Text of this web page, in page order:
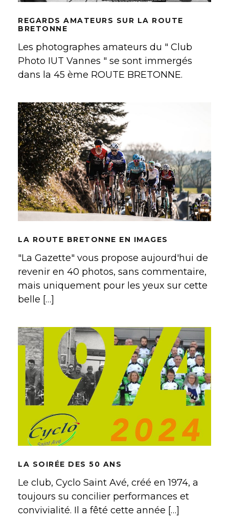
REGARDS AMATEURS SUR LA ROUTE
BRETONNE
Les photographes amateurs du " Club
Photo IUT Vannes " se sont immergés
dans la 45 ème ROUTE BRETONNE.
LA ROUTE BRETONNE EN IMAGES
LA ROUTE BRETONNE EN IMAGES
"La Gazette" vous propose aujourd'hui de
revenir en 40 photos, sans commentaire,
mais uniquement pour les yeux sur cette
belle […]
LA SOIRÉE DES 50 ANS
LA SOIRÉE DES 50 ANS
Le club, Cyclo Saint Avé, créé en 1974, a
toujours su concilier performances et
convivialité. Il a fêté cette année […]